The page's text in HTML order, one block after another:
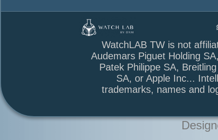
台北市萬
WatchLAB TW is not
Audemars Piguet Holding
Patek Philippe SA,
SA, or Apple Inc...
trademarks, names and